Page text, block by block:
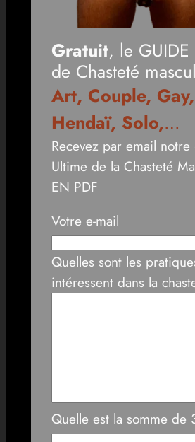
Gratuit, le GUIDE
de Chasteté
Art, Couple, Gay,
Hendaï, Solo,…
Recevez par email
Ultime de la Chasteté
EN PDF
Votre e-mail
Quelles sont les
intéressent dans la
Quelle est la somme de